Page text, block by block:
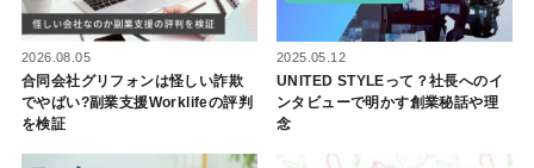
2026.08.05
合同会社グリフォンは怪しい詐欺
でやばい?副業支援Worklifeの評判
を検証
2025.05.12
UNITED STYLEって？社長へのイ
ンタビューで明かす創業秘話や理
念